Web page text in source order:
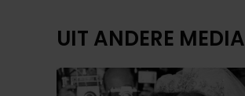
UIT ANDERE MEDIA